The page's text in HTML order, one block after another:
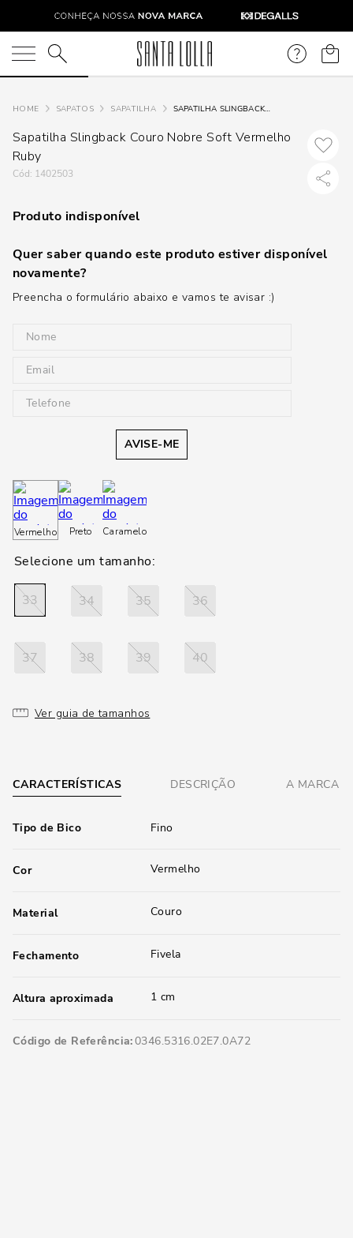
O que você está procurando?
SAPATOS SAPATILHA SAPATILHA SLINGBACK COURO NOBRE SOFT VERMELHO RUBY
Sapatilha Slingback Couro Nobre Soft Vermelho
Ruby
: 1402503
Produto indisponível
Quer saber quando este produto estiver disponível
novamente?
Preencha o formulário abaixo e vamos te avisar :)
AVISE-ME
Vermelho Preto Caramelo
33 34 35 36
37 38 39 40
Ver guia de tamanhos
CARACTERÍSTICAS DESCRIÇÃO A MARCA
Tipo de Bico Fino
Cor Vermelho
Material Couro
Fechamento Fivela
Altura aproximada 1 cm
Código de Referência 0346.5316.02E7.0A72